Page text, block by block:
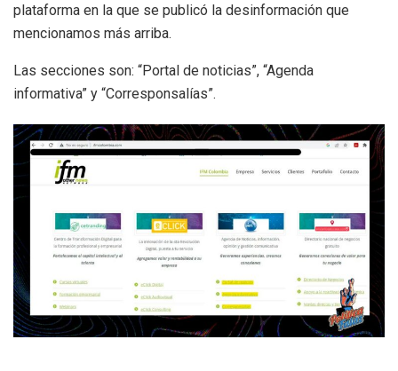
plataforma en la que se publicó la desinformación que
mencionamos más arriba.
Las secciones son: “Portal de noticias”, “Agenda
informativa” y “Corresponsalías”.